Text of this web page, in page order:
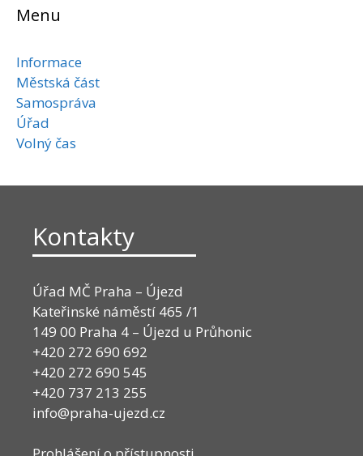
Menu
Informace
Městská část
Samospráva
Úřad
Volný čas
Kontakty
Úřad MČ Praha – Újezd
Kateřinské náměstí 465 /1
149 00 Praha 4 – Újezd u Průhonic
+420 272 690 692
+420 272 690 545
+420 737 213 255
info@praha-ujezd.cz